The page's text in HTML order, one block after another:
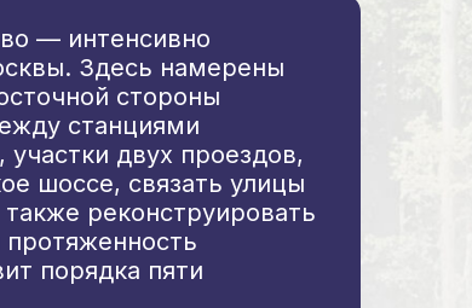
— интенсивно
Здесь намерены
стороны
станциями
двух проездов,
шоссе, связать улицы
реконструировать
порядка пяти